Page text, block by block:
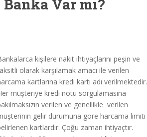
Var mı?
kişilere nakit ihtiyaçlarını peşin ve
olarak karşılamak amacı ile verilen
kartlarına kredi kartı adı verilmektedir.
müşteriye kredi notu sorgulamasına
verilen ve genellikle verilen
gelir durumuna göre harcama limiti
kartlardır. Çoğu zaman ihtiyaçtır.